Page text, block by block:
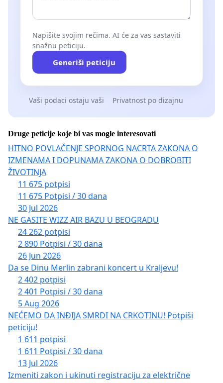
Napišite svojim rečima. AI će za vas sastaviti
snažnu peticiju.
Generiši peticiju
Vaši podaci ostaju vaši Privatnost po dizajnu
Druge peticije koje bi vas mogle interesovati
HITNO POVLAČENJE SPORNOG NACRTA ZAKONA O
IZMENAMA I DOPUNAMA ZAKONA O DOBROBITI
ŽIVOTINJA
11 675 potpisi
11 675 Potpisi / 30 dana
30 Jul 2026
NE GASITE WIZZ AIR BAZU U BEOGRADU
24 262 potpisi
2 890 Potpisi / 30 dana
26 Jun 2026
Da se Dinu Merlin zabrani koncert u Kraljevu!
2 402 potpisi
2 401 Potpisi / 30 dana
5 Aug 2026
NEĆEMO DA INĐIJA SMRDI NA CRKOTINU! Potpiši
peticiju!
1 611 potpisi
1 611 Potpisi / 30 dana
13 Jul 2026
Izmeniti zakon i ukinuti registraciju za električne